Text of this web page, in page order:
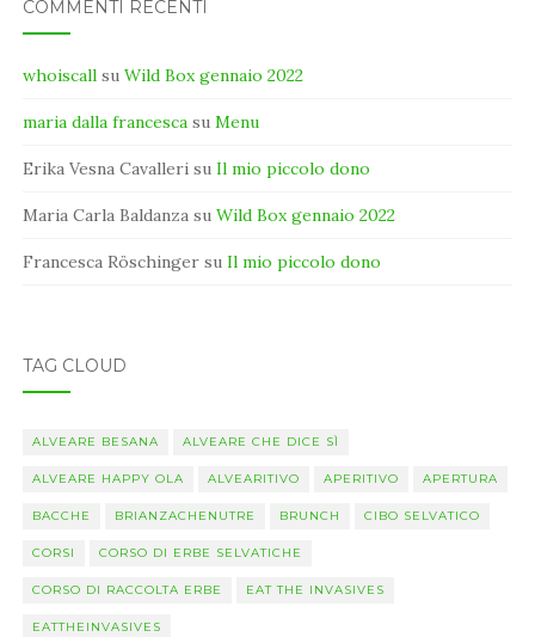
COMMENTI RECENTI
whoiscall suWild Box gennaio 2022
maria dalla francesca suMenu
Erika Vesna Cavalleri suIl mio piccolo dono
Maria Carla Baldanza suWild Box gennaio 2022
Francesca Röschinger suIl mio piccolo dono
TAG CLOUD
ALVEARE BESANA ALVEARE CHE DICE SÌ
ALVEARE HAPPY OLA ALVEARITIVO APERITIVO APERTURA
BACCHE BRIANZACHENUTRE BRUNCH CIBO SELVATICO
CORSI CORSO DI ERBE SELVATICHE
CORSO DI RACCOLTA ERBE EAT THE INVASIVES
EATTHEINVASIVES